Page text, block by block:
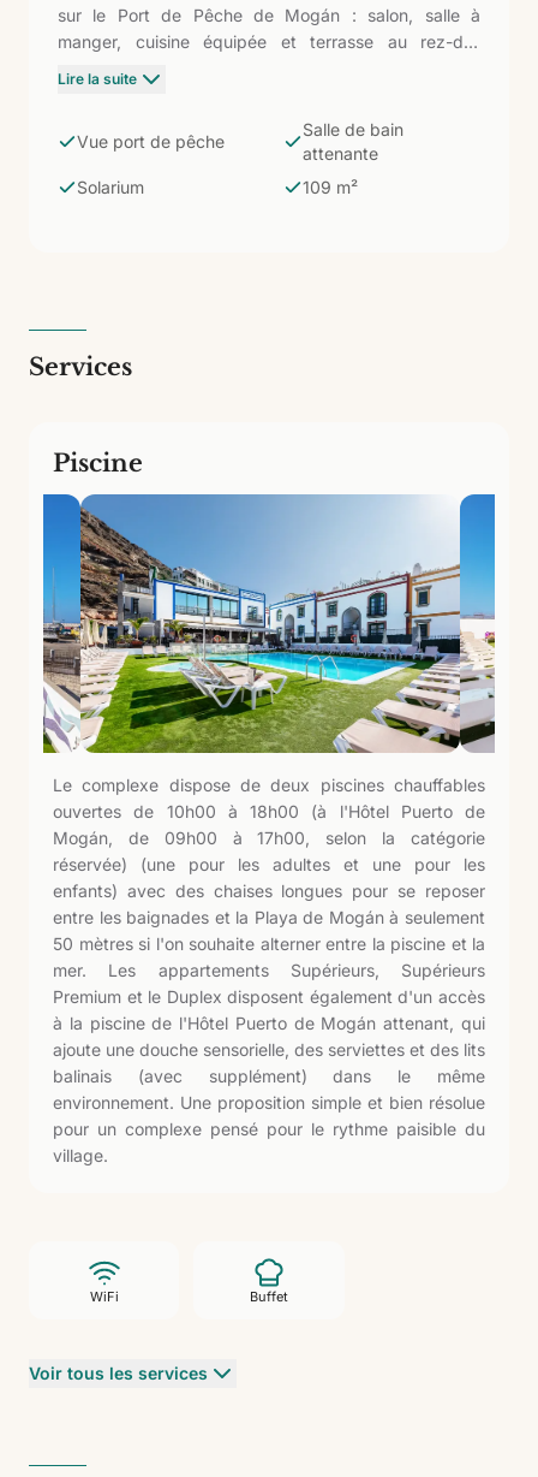
sur le Port de Pêche de Mogán : salon, salle à
manger, cuisine équipée et terrasse au rez-de-
étage ; solarium au deuxième étage. L'hébergement
le plus singulier du complexe : l'échelle d'une maison
photogéniques des Canaries et la place de Mogán
Lire la suite
Vue port de pêche
Salle de bain
attenante
Solarium
109 m²
Services
Piscine
Le complexe dispose de deux piscines chauffables
ouvertes de 10h00 à 18h00 (à l'Hôtel Puerto de
Mogán, de 09h00 à 17h00, selon la catégorie
réservée) (une pour les adultes et une pour les
enfants) avec des chaises longues pour se reposer
entre les baignades et la Playa de Mogán à seulement
50 mètres si l'on souhaite alterner entre la piscine et la
mer. Les appartements Supérieurs, Supérieurs
Premium et le Duplex disposent également d'un accès
à la piscine de l'Hôtel Puerto de Mogán attenant, qui
ajoute une douche sensorielle, des serviettes et des lits
balinais (avec supplément) dans le même
environnement. Une proposition simple et bien résolue
pour un complexe pensé pour le rythme paisible du
village.
WiFi Buffet
Voir tous les services